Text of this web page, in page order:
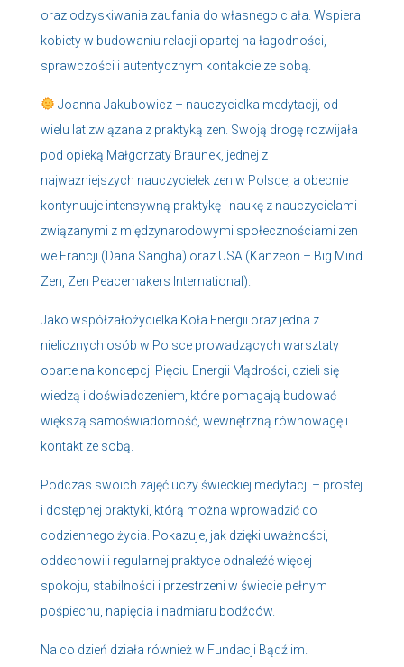
oraz odzyskiwania zaufania do własnego ciała. Wspiera
kobiety w budowaniu relacji opartej na łagodności,
sprawczości i autentycznym kontakcie ze sobą.
Joanna Jakubowicz – nauczycielka medytacji, od
wielu lat związana z praktyką zen. Swoją drogę rozwijała
pod opieką Małgorzaty Braunek, jednej z
najważniejszych nauczycielek zen w Polsce, a obecnie
kontynuuje intensywną praktykę i naukę z nauczycielami
związanymi z międzynarodowymi społecznościami zen
we Francji (Dana Sangha) oraz USA (Kanzeon – Big Mind
Zen, Zen Peacemakers International).
Jako współzałożycielka Koła Energii oraz jedna z
nielicznych osób w Polsce prowadzących warsztaty
oparte na koncepcji Pięciu Energii Mądrości, dzieli się
wiedzą i doświadczeniem, które pomagają budować
większą samoświadomość, wewnętrzną równowagę i
kontakt ze sobą.
Podczas swoich zajęć uczy świeckiej medytacji – prostej
i dostępnej praktyki, którą można wprowadzić do
codziennego życia. Pokazuje, jak dzięki uważności,
oddechowi i regularnej praktyce odnaleźć więcej
spokoju, stabilności i przestrzeni w świecie pełnym
pośpiechu, napięcia i nadmiaru bodźców.
Na co dzień działa również w Fundacji Bądź im.